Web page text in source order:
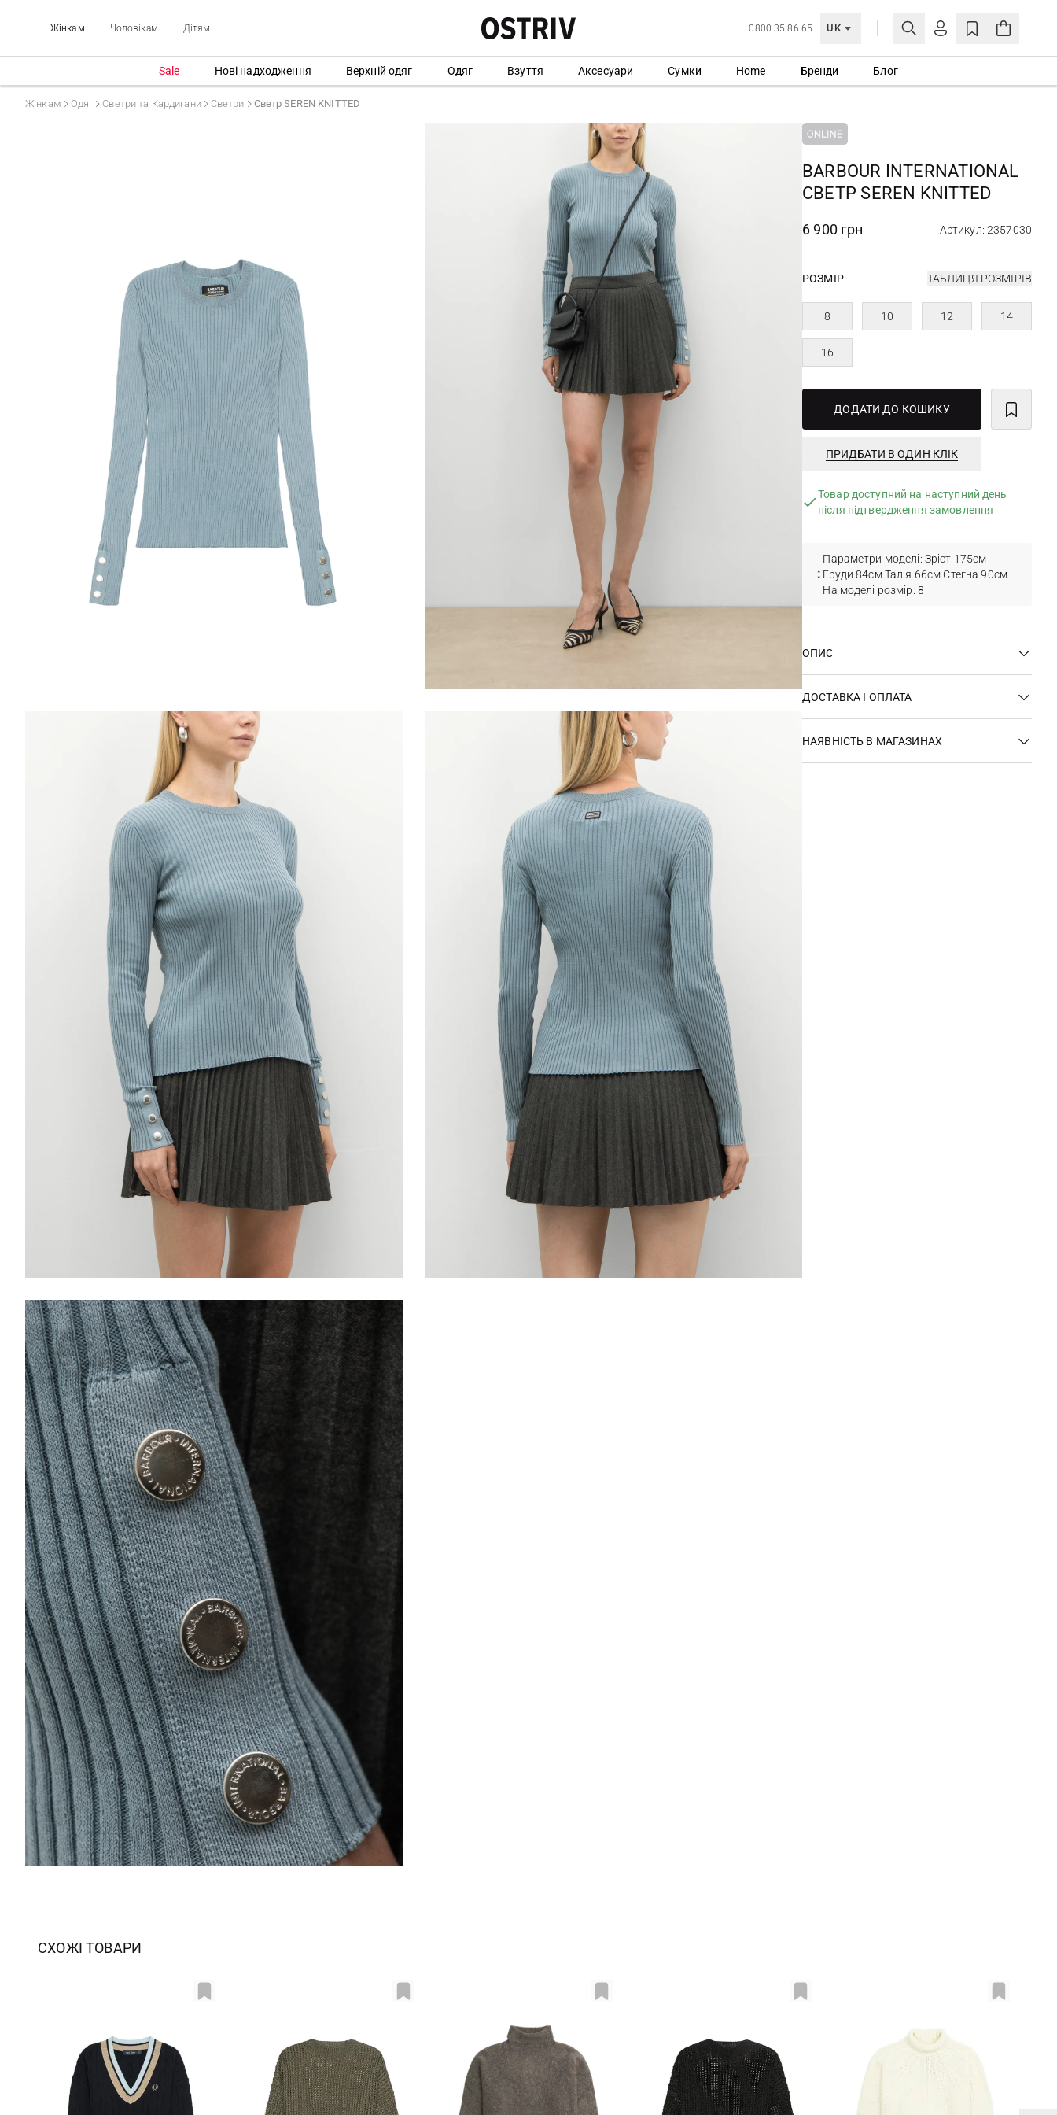
Жінкам Чоловікам Дітям 0800 35 86 65 UK
МОЯ ОБЛІКІВКА
СТВОРИТИ ОБЛІКІВКУ
Sale Нові надходження Верхній одяг Одяг Взуття Аксесуари Сумки Home Бренди Блог
Жінкам Одяг Светри та Кардигани Светри Светр SEREN KNITTED
BARBOUR INTERNATIONAL
СВЕТР SEREN KNITTED
6 900 грн Артикул: 2357030
РОЗМІР ТАБЛИЦЯ РОЗМІРІВ
8 10 12 14
16
ДОДАТИ ДО КОШИКУ
ПРИДБАТИ В ОДИН КЛІК
Товар доступний на наступний день
після підтвердження замовлення
Параметри моделі: Зріст 175см
Груди 84см Талія 66см Стегна 90см
На моделі розмір: 8
ОПИС
ДОСТАВКА І ОПЛАТА
НАЯВНІСТЬ В МАГАЗИНАХ
СХОЖІ ТОВАРИ